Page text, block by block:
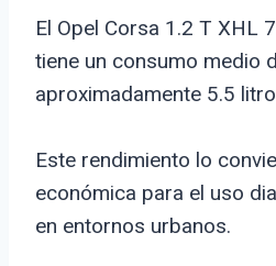
El Opel Corsa 1.2 T XHL
tiene un consumo medio
aproximadamente 5.5
Este rendimiento lo
económica para el uso
en entornos urbanos.